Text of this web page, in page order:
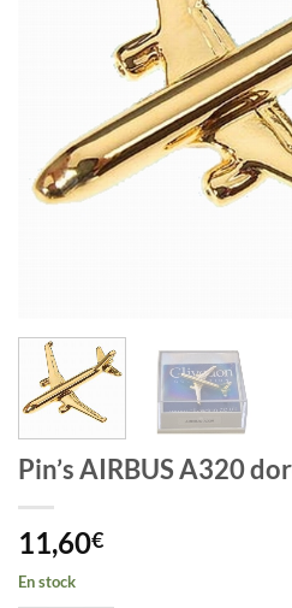
Pin’s AIRBUS A320
11,60€
En stock